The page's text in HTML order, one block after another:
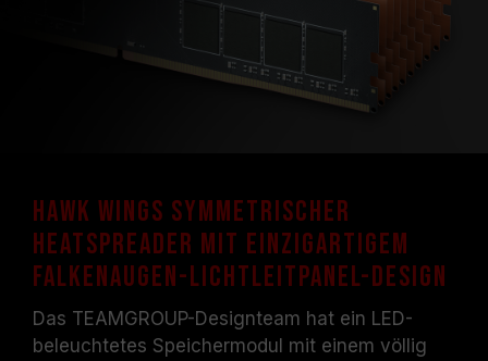
Hawk Wings symmetrischer
Heatspreader mit einzigartigem
Falkenaugen-Lichtleitpanel-Design
Das TEAMGROUP-Designteam hat ein LED-
beleuchtetes Speichermodul mit einem völlig